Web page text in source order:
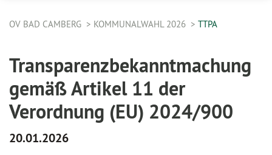
OV BAD CAMBERG KOMMUNALWAHL 2026 TTPA
Transparenzbekanntmachung
gemäß Artikel 11 der
Verordnung (EU) 2024/900
20.01.2026